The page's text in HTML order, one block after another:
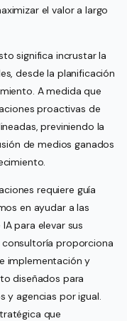
el valor a largo
significa incrustar la
desde la planificación
A medida que
proactivas de
previniendo la
de medios ganados
requiere guía
en ayudar a las
para elevar sus
consultoría proporciona
implementación y
diseñados para
y agencias por igual.
que